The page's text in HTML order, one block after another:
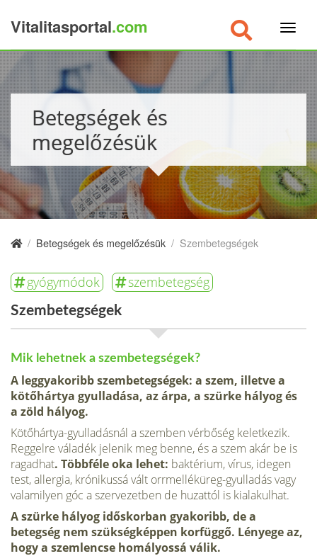
Vitalitasportal.com
Betegségek és
megelőzésük
/ Betegségek és megelőzésük / Szembetegségek
gyógymódok szembetegség
Szembetegségek
Mik lehetnek a szembetegségek?
A leggyakoribb szembetegségek: a szem, illetve a
kötőhártya gyulladása, az árpa, a szürke hályog és
a zöld hályog.
Kötőhártya-gyulladásnál a szemben vérbőség keletkezik.
Reggelre váladék jelenik meg benne, és a szem akár be is
ragadhat. Többféle oka lehet: baktérium, vírus, idegen
test, allergia, krónikussá vált orrmelléküreg-gyulladás vagy
valamilyen góc a szervezetben de huzattól is kialakulhat.
A szürke hályog időskorban gyakoribb, de a
betegség nem szükségképpen korfüggő. Lényege az,
hogy a szemlencse homályossá válik.
×